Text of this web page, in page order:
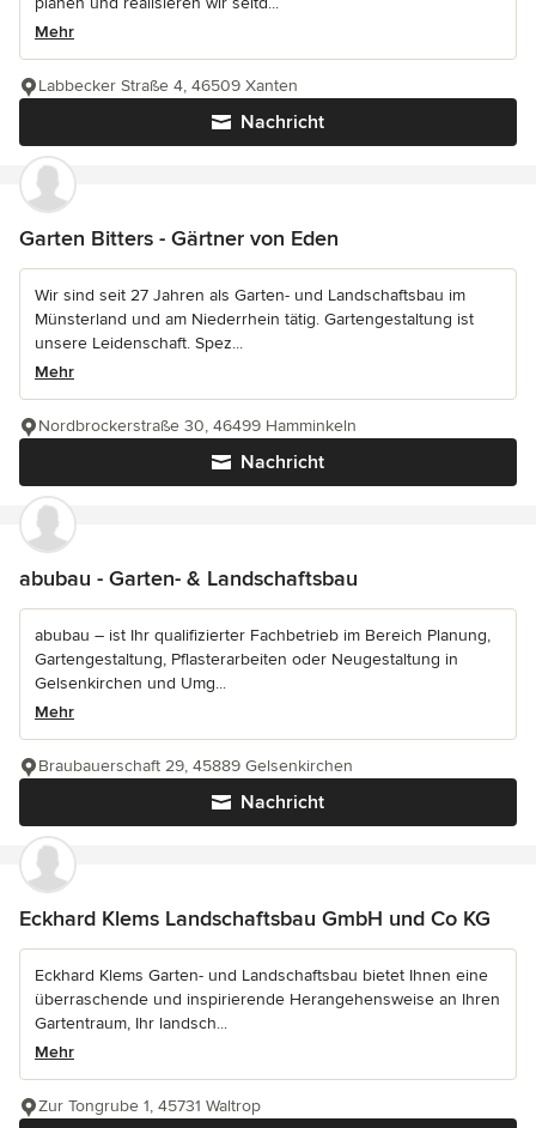
Mehr
Nachricht
Labbecker Straße 4, 46509 Xanten
Garten Bitters - Gärtner von Eden
Wir sind seit 27 Jahren als Garten- und Landschaftsbau im
Münsterland und am Niederrhein tätig. Gartengestaltung ist
unsere Leidenschaft. Spez...
Mehr
Nachricht
Nordbrockerstraße 30, 46499 Hamminkeln
abubau - Garten- & Landschaftsbau
abubau – ist Ihr qualifizierter Fachbetrieb im Bereich Planung,
Gartengestaltung, Pflasterarbeiten oder Neugestaltung in
Gelsenkirchen und Umg...
Mehr
Nachricht
Braubauerschaft 29, 45889 Gelsenkirchen
Eckhard Klems Landschaftsbau GmbH und Co KG
Eckhard Klems Garten- und Landschaftsbau bietet Ihnen eine
überraschende und inspirierende Herangehensweise an Ihren
Gartentraum, Ihr landsch...
Mehr
Zur Tongrube 1, 45731 Waltrop